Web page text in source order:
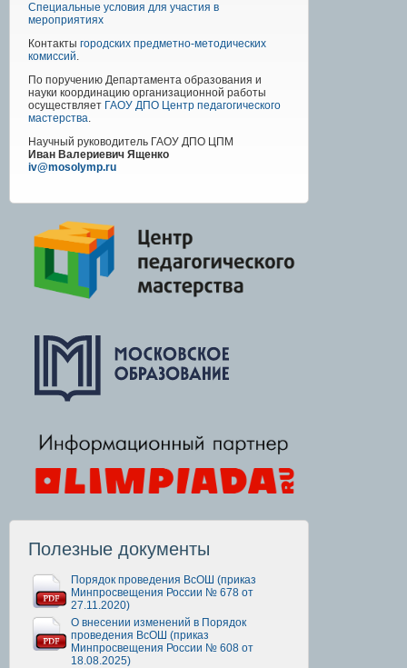
Специальные условия для участия в
мероприятиях
Контакты городских предметно-методических
комиссий.
По поручению Департамента образования и
науки координацию организационной работы
осуществляет ГАОУ ДПО Центр педагогического
мастерства.
Научный руководитель ГАОУ ДПО ЦПМ
Иван Валериевич Ященко
iv@mosolymp.ru
Полезные документы
Порядок проведения ВсОШ (приказ
Минпросвещения России № 678 от
27.11.2020)
О внесении изменений в Порядок
проведения ВсОШ (приказ
Минпросвещения России № 608 от
18.08.2025)